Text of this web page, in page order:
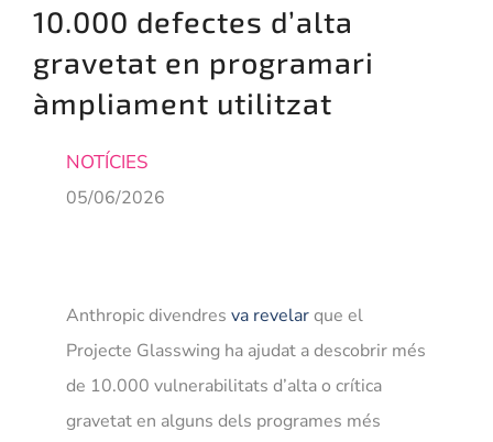
10.000 defectes d’alta
gravetat en programari
àmpliament utilitzat
NOTÍCIES
05/06/2026
Anthropic divendres va revelarque el
Projecte Glasswing ha ajudat a descobrir més
de 10.000 vulnerabilitats d’alta o crítica
gravetat en alguns dels programes més